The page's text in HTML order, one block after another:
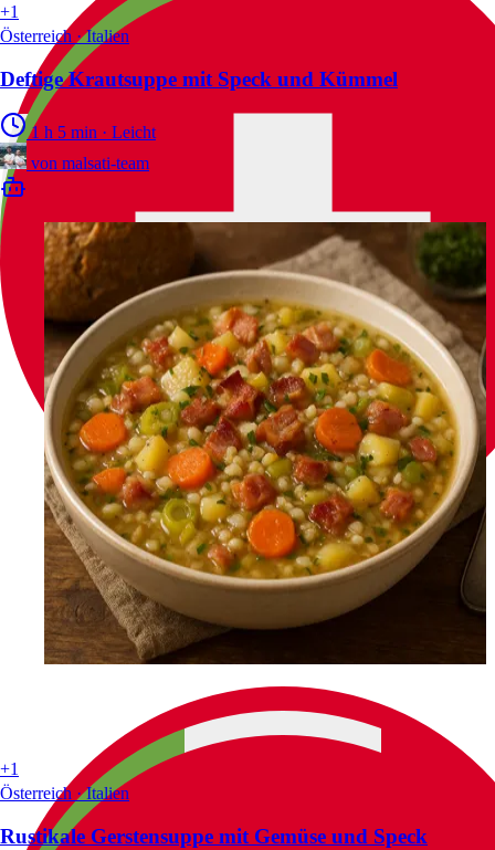
+1
Österreich · Italien
Deftige Krautsuppe mit Speck und Kümmel
1 h 5 min · Leicht
von malsati-team
+1
Österreich · Italien
Rustikale Gerstensuppe mit Gemüse und Speck